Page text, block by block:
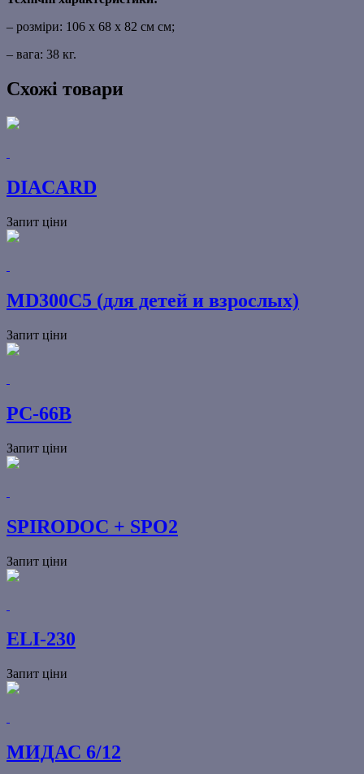
– розміри: 106 х 68 х 82 см см;
– вага: 38 кг.
Схожі товари
DIACARD
Запит ціни
MD300C5 (для детей и взрослых)
Запит ціни
PC-66B
Запит ціни
SPIRODOC + SPO2
Запит ціни
ELI-230
Запит ціни
МИДАС 6/12